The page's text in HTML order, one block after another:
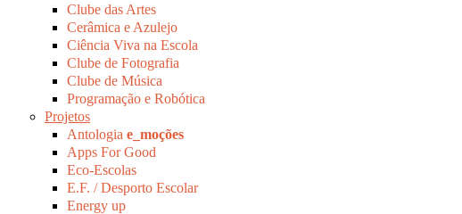
Clube das Artes
Cerâmica e Azulejo
Ciência Viva na Escola
Clube de Fotografia
Clube de Música
Programação e Robótica
Projetos
Antologia e_moções
Apps For Good
Eco-Escolas
E.F. / Desporto Escolar
Energy up